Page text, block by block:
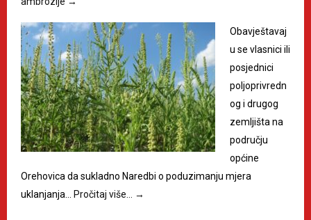
Obavještavaj
u se vlasnici ili
posjednici
poljoprivredn
og i drugog
zemljišta na
području
općine
Orehovica da sukladno Naredbi o poduzimanju mjera
uklanjanja…
Pročitaj više… →